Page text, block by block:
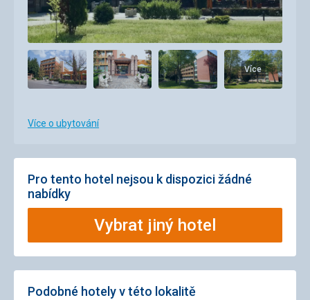
Více
Více o ubytování
Pro tento hotel nejsou k dispozici žádné
nabídky
Vybrat jiný hotel
Podobné hotely v této lokalitě